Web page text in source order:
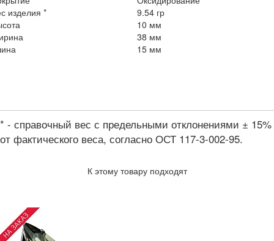
изделия *
9.54 гр
10 мм
38 мм
15 мм
* - справочный вес с предельными отклонениями ± 15%
от фактического веса, согласно ОСТ 117-3-002-95.
К этому товару подходят